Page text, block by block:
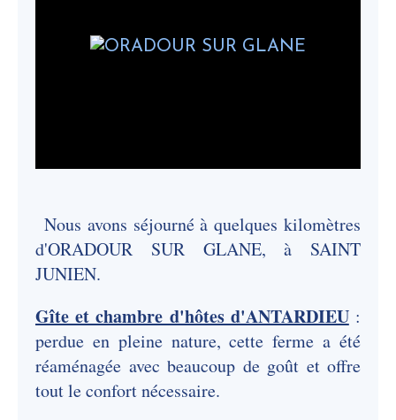
Nous avons séjourné à quelques kilomètres
d'ORADOUR SUR GLANE, à SAINT
JUNIEN.
Gîte et chambre d'hôtes d'ANTARDIEU:
perdue en pleine nature, cette ferme a été
réaménagée avec beaucoup de goût et offre
tout le confort nécessaire.